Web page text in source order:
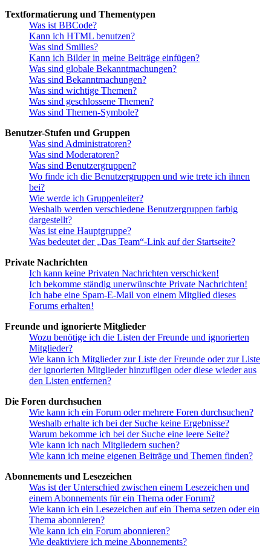
Textformatierung und Thementypen
Was ist BBCode?
Kann ich HTML benutzen?
Was sind Smilies?
Kann ich Bilder in meine Beiträge einfügen?
Was sind globale Bekanntmachungen?
Was sind Bekanntmachungen?
Was sind wichtige Themen?
Was sind geschlossene Themen?
Was sind Themen-Symbole?
Benutzer-Stufen und Gruppen
Was sind Administratoren?
Was sind Moderatoren?
Was sind Benutzergruppen?
Wo finde ich die Benutzergruppen und wie trete ich ihnen
bei?
Wie werde ich Gruppenleiter?
Weshalb werden verschiedene Benutzergruppen farbig
dargestellt?
Was ist eine Hauptgruppe?
Was bedeutet der „Das Team“-Link auf der Startseite?
Private Nachrichten
Ich kann keine Privaten Nachrichten verschicken!
Ich bekomme ständig unerwünschte Private Nachrichten!
Ich habe eine Spam-E-Mail von einem Mitglied dieses
Forums erhalten!
Freunde und ignorierte Mitglieder
Wozu benötige ich die Listen der Freunde und ignorierten
Mitglieder?
Wie kann ich Mitglieder zur Liste der Freunde oder zur Liste
der ignorierten Mitglieder hinzufügen oder diese wieder aus
den Listen entfernen?
Die Foren durchsuchen
Wie kann ich ein Forum oder mehrere Foren durchsuchen?
Weshalb erhalte ich bei der Suche keine Ergebnisse?
Warum bekomme ich bei der Suche eine leere Seite?
Wie kann ich nach Mitgliedern suchen?
Wie kann ich meine eigenen Beiträge und Themen finden?
Abonnements und Lesezeichen
Was ist der Unterschied zwischen einem Lesezeichen und
einem Abonnements für ein Thema oder Forum?
Wie kann ich ein Lesezeichen auf ein Thema setzen oder ein
Thema abonnieren?
Wie kann ich ein Forum abonnieren?
Wie deaktiviere ich meine Abonnements?